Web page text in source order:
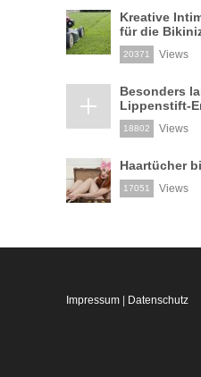
Kreative
für die
20371 Views
Besonders
Lippenstift-
18802 Views
Haartücher
17051 Views
Impressum | Datenschutz